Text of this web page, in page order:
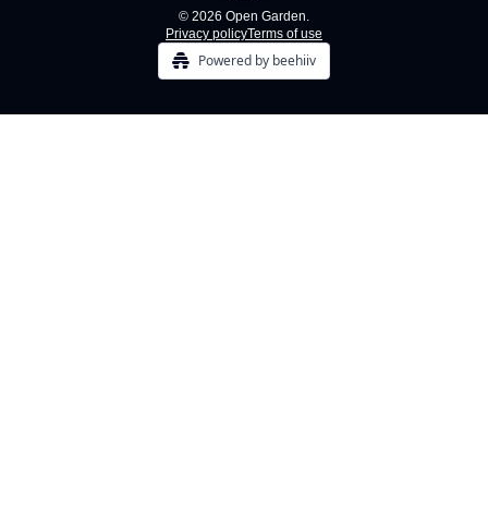
© 2026 Open Garden.
Privacy policyTerms of use
Powered by beehiiv